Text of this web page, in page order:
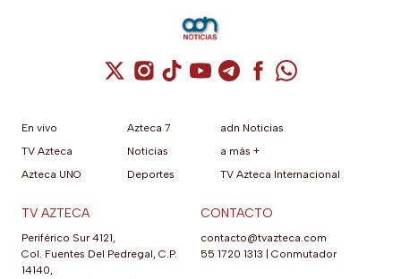
Cuenta de X / Twitter (se abre en una
Cuenta de Instagram (se abre en una
Cuenta de TikTok (se abre en
Cuenta de YouTube (se abre
Cuenta de Telegram (se
Cuenta de
Cuenta de
En vivo
TV Azteca
Azteca UNO
Azteca 7
Noticias
Deportes
adn Noticias
a más +
TV Azteca Internacional
TV AZTECA
Periférico Sur 4121,
Col. Fuentes Del Pedregal, C.P.
14140,
CONTACTO
contacto@tvazteca.com
55 1720 1313
Conmutador